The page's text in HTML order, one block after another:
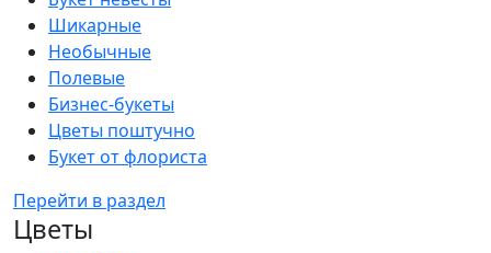
Шикарные
Необычные
Полевые
Бизнес-букеты
Цветы поштучно
Букет от флориста
Перейти в раздел
Цветы